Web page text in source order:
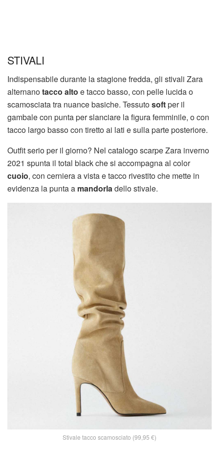
STIVALI
Indispensabile durante la stagione fredda, gli stivali Zara
alternanotacco alto e tacco basso, con pelle lucida o
scamosciata tra nuance basiche. Tessutosoftper il
gambale con punta per slanciare la figura femminile, o con
tacco largo basso con tiretto ai lati e sulla parte posteriore.
Outfit serio per il giorno? Nel catalogo scarpe Zara inverno
2021 spunta il total black che si accompagna al color
cuoio, con cerniera a vista e tacco rivestito che mette in
evidenza la punta a mandorladello stivale.
Stivale tacco scamosciato (99,95 €)